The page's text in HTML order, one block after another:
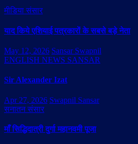
मीडिया संसार
याद किये एशियाई पत्रकारों के सबसे बड़े नेता
May 12, 2026 Sansar Swapnil
ENGLISH NEWS SANSAR
Sir Alexander Izat
Apr 27, 2026 Swapnil Sansar
सनातन संसार
माँ सिद्धिदात्री दुर्गा महानवमी पूजा